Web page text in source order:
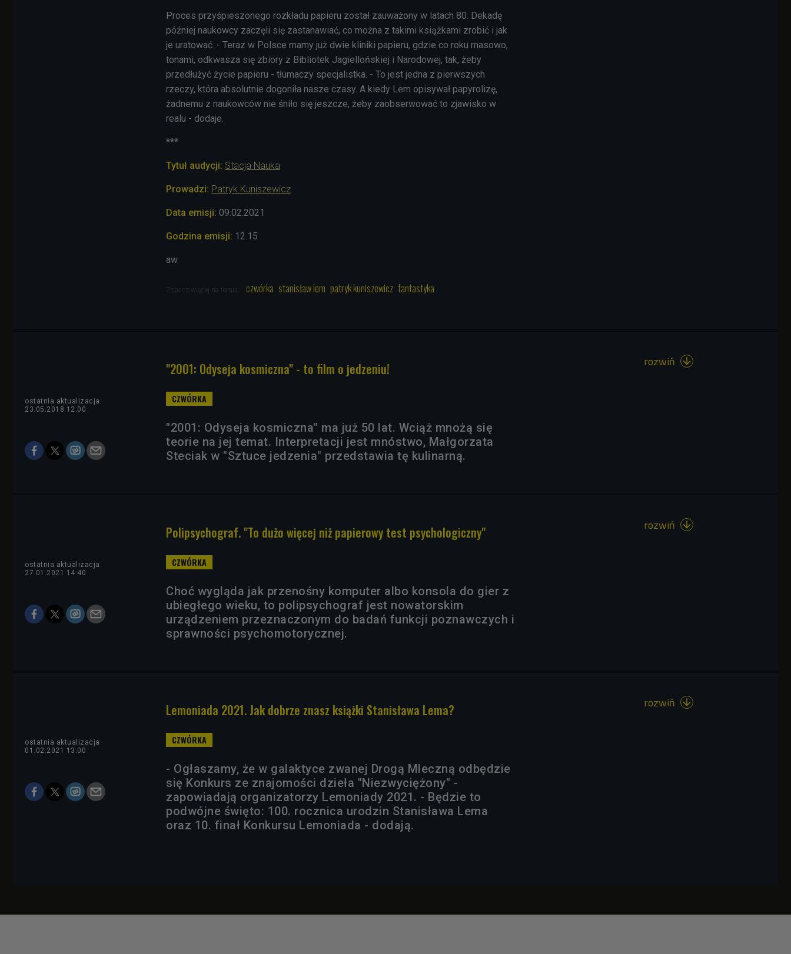
Proces przyśpieszonego rozkładu papieru został zauważony w latach 80. Dekadę
później naukowcy zaczęli się zastanawiać, co można z takimi książkami zrobić i jak
je uratować. - Teraz w Polsce mamy już dwie kliniki papieru, gdzie co roku masowo,
tonami, odkwasza się zbiory z Bibliotek Jagiellońskiej i Narodowej, tak, żeby
przedłużyć życie papieru - tłumaczy specjalistka. - To jest jedna z pierwszych
rzeczy, która absolutnie dogoniła nasze czasy. A kiedy Lem opisywał papyrolizę,
żadnemu z naukowców nie śniło się jeszcze, żeby zaobserwować to zjawisko w
realu - dodaje.
***
Tytuł audycji: Stacja Nauka
Prowadzi: Patryk Kuniszewicz
Data emisji: 09.02.2021
Godzina emisji: 12.15
aw
Zobacz więcej na temat: czwórka stanisław lem patryk kuniszewicz fantastyka
"2001: Odyseja kosmiczna" - to film o jedzeniu!
ostatnia aktualizacja:
23.05.2018 12:00
"2001: Odyseja kosmiczna" ma już 50 lat. Wciąż mnożą się
teorie na jej temat. Interpretacji jest mnóstwo, Małgorzata
Steciak w "Sztuce jedzenia" przedstawia tę kulinarną.
rozwiń 
Polipsychograf. "To dużo więcej niż papierowy test psychologiczny"
ostatnia aktualizacja:
27.01.2021 14:40
Choć wygląda jak przenośny komputer albo konsola do gier z
ubiegłego wieku, to polipsychograf jest nowatorskim
urządzeniem przeznaczonym do badań funkcji poznawczych i
sprawności psychomotorycznej.
rozwiń 
Lemoniada 2021. Jak dobrze znasz książki Stanisława Lema?
ostatnia aktualizacja:
01.02.2021 13:00
- Ogłaszamy, że w galaktyce zwanej Drogą Mleczną odbędzie
się Konkurs ze znajomości dzieła "Niezwyciężony" -
zapowiadają organizatorzy Lemoniady 2021. - Będzie to
podwójne święto: 100. rocznica urodzin Stanisława Lema
oraz 10. finał Konkursu Lemoniada - dodają.
rozwiń 